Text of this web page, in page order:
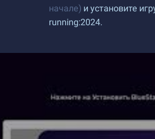
начале) и установите
running:2024.